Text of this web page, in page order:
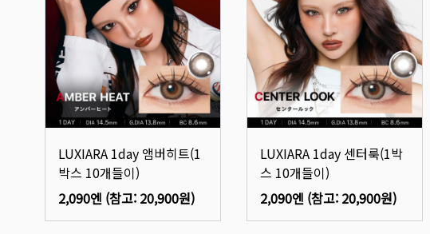
LUXIARA 1day 앰버히트(1
박스 10개들이)
2,090엔 (참고: 20,900원)
LUXIARA 1day 센터룩(1박
스 10개들이)
2,090엔(참고: 20,900원)